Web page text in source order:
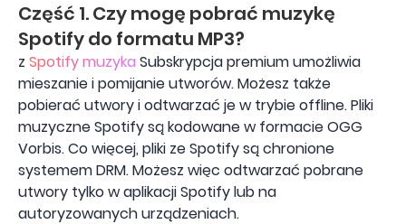
Część 1. Czy mogę pobrać muzykę
Spotify do formatu MP3?
z Spotify muzyka Subskrypcja premium umożliwia
mieszanie i pomijanie utworów. Możesz także
pobierać utwory i odtwarzać je w trybie offline. Pliki
muzyczne Spotify są kodowane w formacie OGG
Vorbis. Co więcej, pliki ze Spotify są chronione
systemem DRM. Możesz więc odtwarzać pobrane
utwory tylko w aplikacji Spotify lub na
autoryzowanych urządzeniach.